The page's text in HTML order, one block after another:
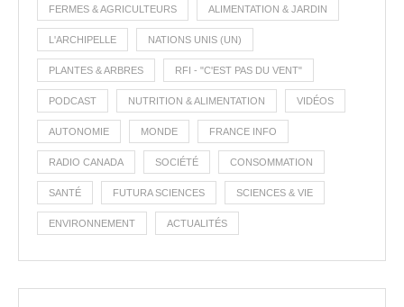
FERMES & AGRICULTEURS ALIMENTATION & JARDIN
L'ARCHIPELLE NATIONS UNIS (UN)
PLANTES & ARBRES RFI - "C'EST PAS DU VENT"
PODCAST NUTRITION & ALIMENTATION VIDÉOS
AUTONOMIE MONDE FRANCE INFO
RADIO CANADA SOCIÉTÉ CONSOMMATION
SANTÉ FUTURA SCIENCES SCIENCES & VIE
ENVIRONNEMENT ACTUALITÉS